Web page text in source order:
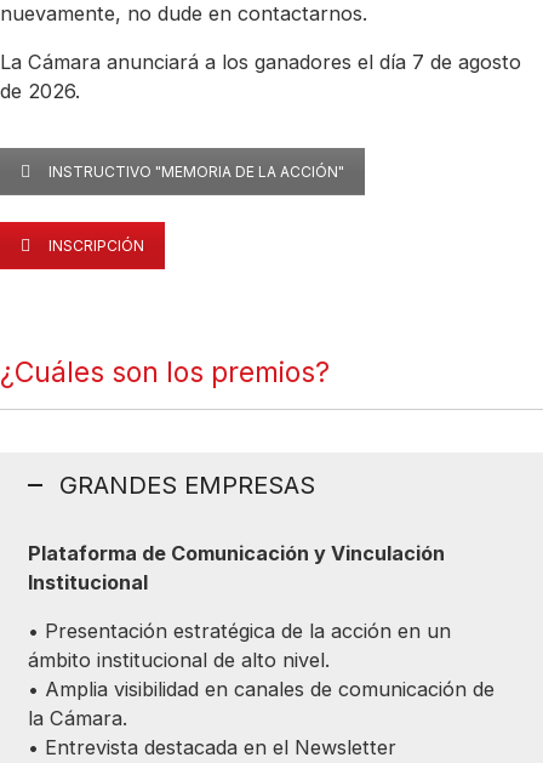
nuevamente, no dude en contactarnos.
La Cámara anunciará a los ganadores el día 7 de agosto
de 2026.
INSTRUCTIVO "MEMORIA DE LA ACCIÓN"
INSCRIPCIÓN
¿Cuáles son los premios?
GRANDES EMPRESAS
Plataforma de Comunicación y Vinculación
Institucional
• Presentación estratégica de la acción en un
ámbito institucional de alto nivel.
• Amplia visibilidad en canales de comunicación de
la Cámara.
• Entrevista destacada en el Newsletter